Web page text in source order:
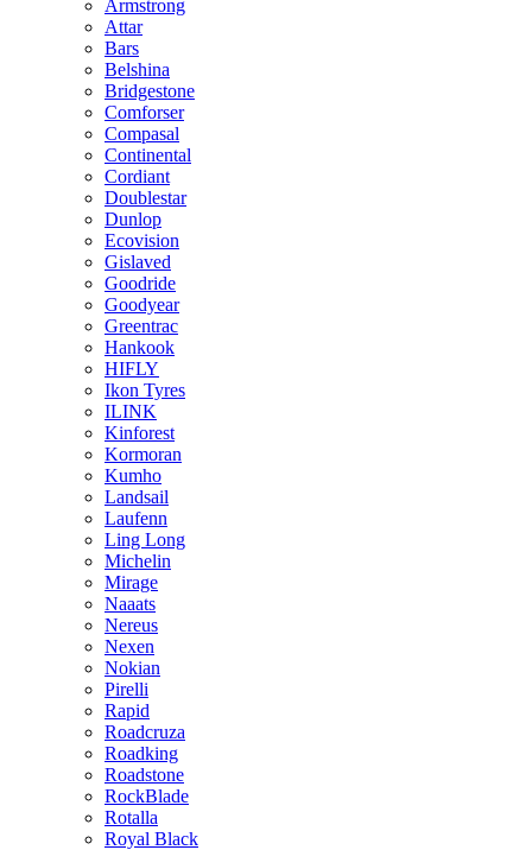
Armstrong
Attar
Bars
Belshina
Bridgestone
Comforser
Compasal
Continental
Cordiant
Doublestar
Dunlop
Ecovision
Gislaved
Goodride
Goodyear
Greentrac
Hankook
HIFLY
Ikon Tyres
ILINK
Kinforest
Kormoran
Kumho
Landsail
Laufenn
Ling Long
Michelin
Mirage
Naaats
Nereus
Nexen
Nokian
Pirelli
Rapid
Roadcruza
Roadking
Roadstone
RockBlade
Rotalla
Royal Black